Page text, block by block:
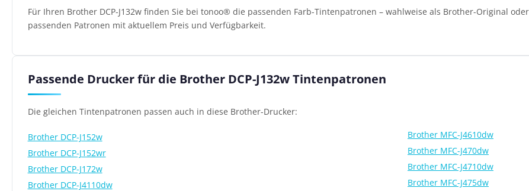
Für Ihren Brother DCP-J132w finden Sie bei tonoo® die passenden Farb-Tintenpatronen – wahlweise als Brother-Original
passenden Patronen mit aktuellem Preis und Verfügbarkeit.
Passende Drucker für die Brother DCP-J132w Tintenpatronen
Die gleichen Tintenpatronen passen auch in diese Brother-Drucker:
Brother DCP-J152w
Brother DCP-J152wr
Brother DCP-J172w
Brother DCP-J4110dw
Brother MFC-J4610dw
Brother MFC-J470dw
Brother MFC-J4710dw
Brother MFC-J475dw